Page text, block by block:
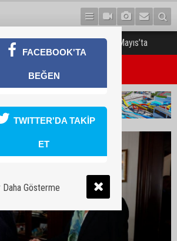
Tatar-Holguin görüşmesi 26 Mayıs’ta
Kurları
Turan Obalı hayatını kaybetti, 3 kişi
FACEBOOK'TA
BEĞEN
TWITTER'DA TAKİP
ET
Daha Gösterme